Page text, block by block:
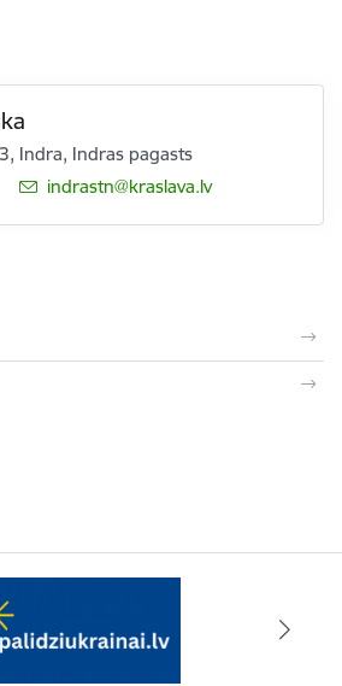
Indra, Indras pagasts
E-pasts:
indrastn@kraslava.lv